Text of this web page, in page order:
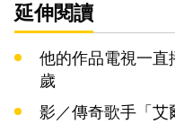
延伸閱讀
他的作品電視一直
歲
影／傳奇歌手「艾